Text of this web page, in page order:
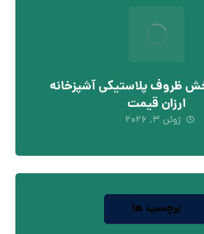
ظروف پلاستیکی آشپزخانه
ارزان قیمت
ژوئن ۳, ۲۰۲۶
برچسب ها